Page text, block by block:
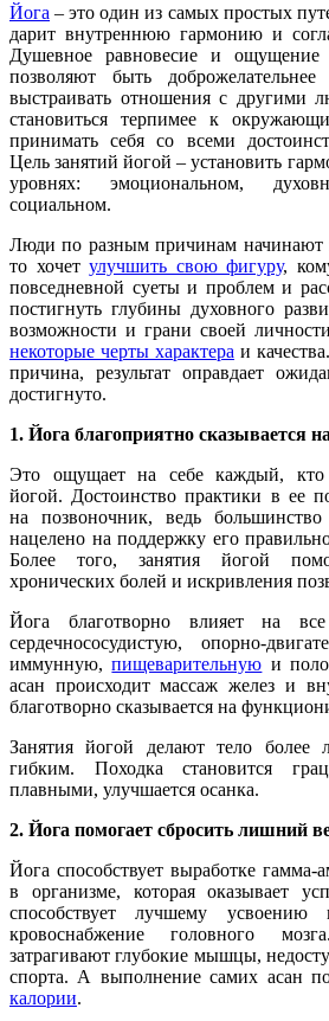
Йога – это один из самых простых
дарит внутреннюю гармонию и
Душевное равновесие и ощущение
позволяют быть
выстраивать отношения с другими
становиться терпимее к
принимать себя со всеми
Цель занятий йогой – установить
уровнях: эмоциональном,
социальном.
Люди по разным причинам начинают
то хочет улучшить свою фигуру,
повседневной суеты и проблем и
постигнуть глубины духовного
возможности и грани своей
некоторые черты характера и
причина, результат оправдает
достигнуто.
1. Йога благоприятно сказывается
Это ощущает на себе каждый, кто
йогой. Достоинство практики в ее
на позвоночник, ведь
нацелено на поддержку его
Более того, занятия йогой
хронических болей и искривления
Йога благотворно влияет на
сердечнососудистую, опорно-
иммунную,пищеварительную и
асан происходит массаж желез и
благотворно сказывается на
Занятия йогой делают тело более
гибким. Походка становится
плавными, улучшается осанка.
2. Йога помогает сбросить лишний
Йога способствует выработке
в организме, которая оказывает
способствует лучшему
кровоснабжение головного
затрагивают глубокие мышцы,
спорта. А выполнение самих асан
калории.